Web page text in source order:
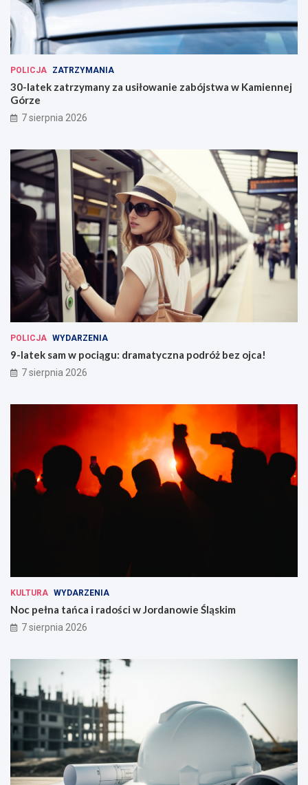
POLICJA ZATRZYMANIA
30-latek zatrzymany za usiłowanie zabójstwa w Kamiennej
Górze
7 sierpnia 2026
POLICJA WYDARZENIA
9-latek sam w pociągu: dramatyczna podróż bez ojca!
7 sierpnia 2026
KULTURA WYDARZENIA
Noc pełna tańca i radości w Jordanowie Śląskim
7 sierpnia 2026